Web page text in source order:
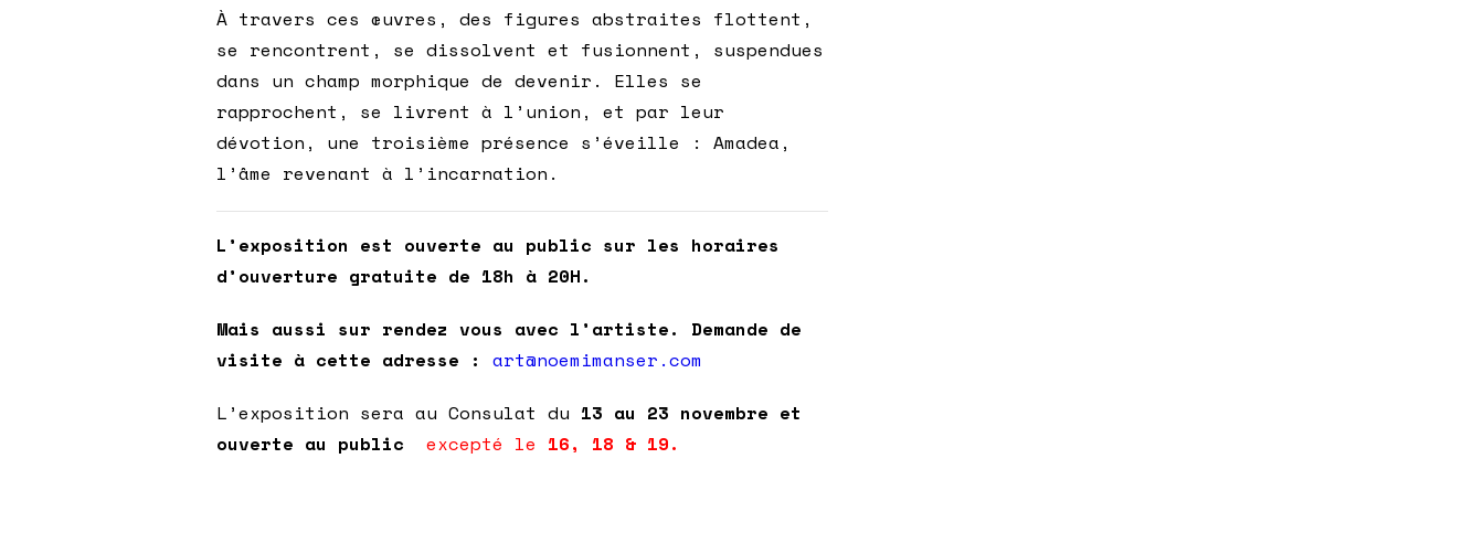
À travers ces œuvres, des figures abstraites flottent,
se rencontrent, se dissolvent et fusionnent, suspendues
dans un champ morphique de devenir. Elles se
rapprochent, se livrent à l’union, et par leur
dévotion, une troisième présence s’éveille : Amadea,
l’âme revenant à l’incarnation.
L’exposition est ouverte au public sur les horaires
d’ouverture gratuite de 18h à 20H.
Mais aussi sur rendez vous avec l’artiste. Demande de
visite à cette adresse : art@noemimanser.com
L’exposition sera au Consulat du 13 au 23 novembre et
ouverte au public
excepté le 16, 18 & 19.